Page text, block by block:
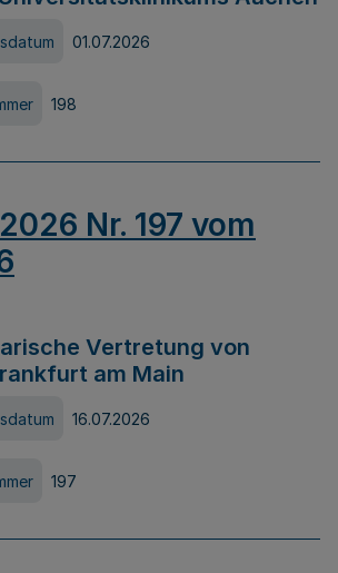
01.07.2026
198
Nr. 197 vom
Vertretung von
am Main
16.07.2026
197